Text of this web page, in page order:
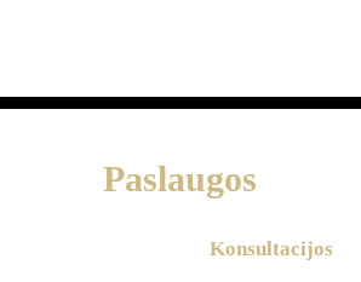
Paslaugos
Konsultacijos